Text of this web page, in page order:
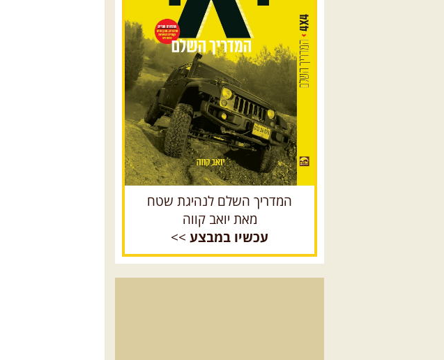
המדריך השלם לנהיגת שטח
מאת יואב קווה
עכשיו במבצע >>